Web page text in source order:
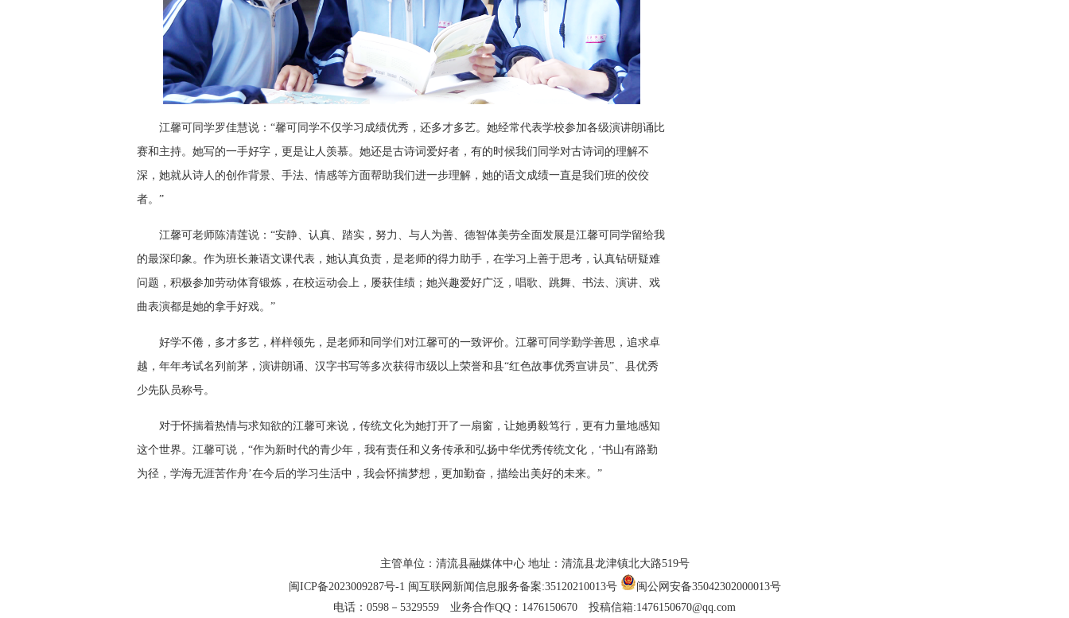
江馨可同学罗佳慧说：“馨可同学不仅学习成绩优秀，还多才多艺。她经常代表学校参加各级演讲朗诵比
赛和主持。她写的一手好字，更是让人羡慕。她还是古诗词爱好者，有的时候我们同学对古诗词的理解不
深，她就从诗人的创作背景、手法、情感等方面帮助我们进一步理解，她的语文成绩一直是我们班的佼佼
者。”
江馨可老师陈清莲说：“安静、认真、踏实，努力、与人为善、德智体美劳全面发展是江馨可同学留给我
的最深印象。作为班长兼语文课代表，她认真负责，是老师的得力助手，在学习上善于思考，认真钻研疑难
问题，积极参加劳动体育锻炼，在校运动会上，屡获佳绩；她兴趣爱好广泛，唱歌、跳舞、书法、演讲、戏
曲表演都是她的拿手好戏。”
好学不倦，多才多艺，样样领先，是老师和同学们对江馨可的一致评价。江馨可同学勤学善思，追求卓
越，年年考试名列前茅，演讲朗诵、汉字书写等多次获得市级以上荣誉和县“红色故事优秀宣讲员”、县优秀
少先队员称号。
对于怀揣着热情与求知欲的江馨可来说，传统文化为她打开了一扇窗，让她勇毅笃行，更有力量地感知
这个世界。江馨可说，“作为新时代的青少年，我有责任和义务传承和弘扬中华优秀传统文化，‘书山有路勤
为径，学海无涯苦作舟’在今后的学习生活中，我会怀揣梦想，更加勤奋，描绘出美好的未来。”
主管单位：清流县融媒体中心 地址：清流县龙津镇北大路519号
闽ICP备2023009287号-1 闽互联网新闻信息服务备案:35120210013号
闽公网安备35042302000013号
电话：0598－5329559 业务合作QQ：1476150670 投稿信箱:1476150670@qq.com